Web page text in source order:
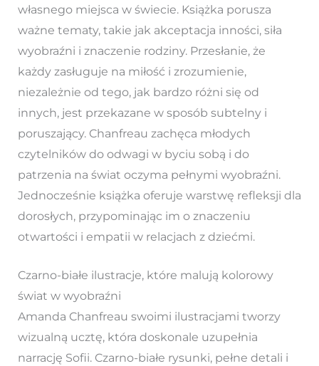
własnego miejsca w świecie. Książka porusza
ważne tematy, takie jak akceptacja inności, siła
wyobraźni i znaczenie rodziny. Przesłanie, że
każdy zasługuje na miłość i zrozumienie,
niezależnie od tego, jak bardzo różni się od
innych, jest przekazane w sposób subtelny i
poruszający. Chanfreau zachęca młodych
czytelników do odwagi w byciu sobą i do
patrzenia na świat oczyma pełnymi wyobraźni.
Jednocześnie książka oferuje warstwę refleksji dla
dorosłych, przypominając im o znaczeniu
otwartości i empatii w relacjach z dziećmi.
Czarno-białe ilustracje, które malują kolorowy
świat w wyobraźni
Amanda Chanfreau swoimi ilustracjami tworzy
wizualną ucztę, która doskonale uzupełnia
narrację Sofii. Czarno-białe rysunki, pełne detali i